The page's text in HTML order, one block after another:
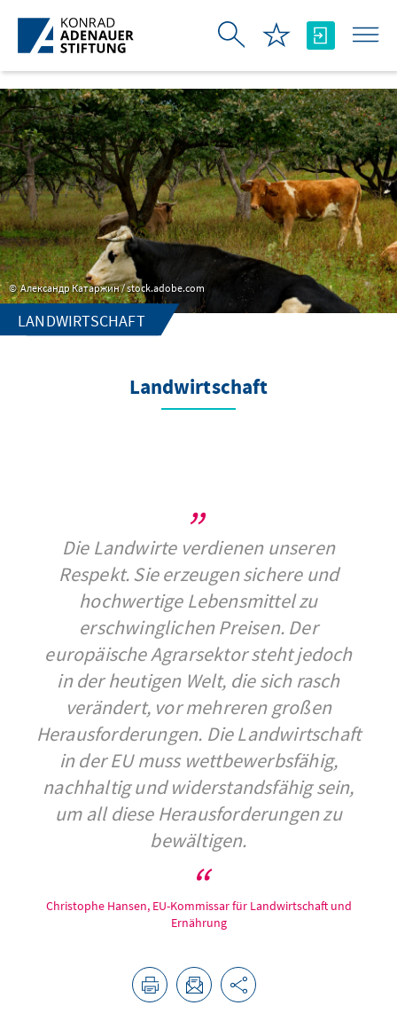
Skip to Main Content
Александр Катаржин / stock.adobe.com
LANDWIRTSCHAFT
Landwirtschaft
Die Landwirte verdienen unseren
Respekt. Sie erzeugen sichere und
hochwertige Lebensmittel zu
erschwinglichen Preisen. Der
europäische Agrarsektor steht jedoch
in der heutigen Welt, die sich rasch
verändert, vor mehreren großen
Herausforderungen. Die Landwirtschaft
in der EU muss wettbewerbsfähig,
nachhaltig und widerstandsfähig sein,
um all diese Herausforderungen zu
bewältigen.
Christophe Hansen, EU-Kommissar für Landwirtschaft und
Ernährung